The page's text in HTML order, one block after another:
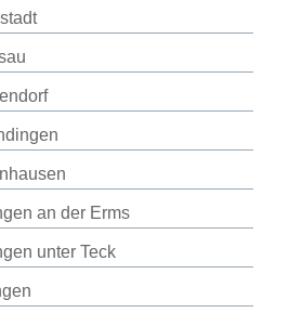
an der Erms
unter Teck